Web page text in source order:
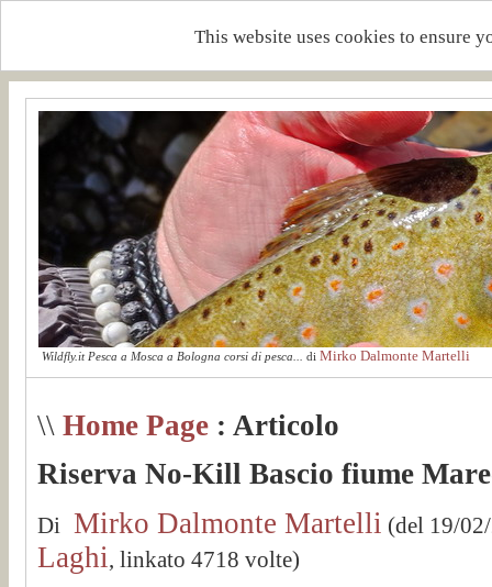
This website uses cookies to ensure
Wildfly.it Pesca a Mosca a Bologna corsi di pesca... di Mirko Dalmonte Martelli
\\ Home Page : Articolo
Riserva No-Kill Bascio fiume
Di Mirko Dalmonte Martelli (del 19/
Laghi, linkato 4718 volte)